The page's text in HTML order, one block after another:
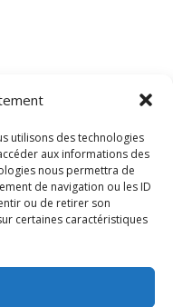
utilisons des technologies
aux informations des
nous permettra de
de navigation ou les ID
ou de retirer son
certaines caractéristiques
Vannes @2024